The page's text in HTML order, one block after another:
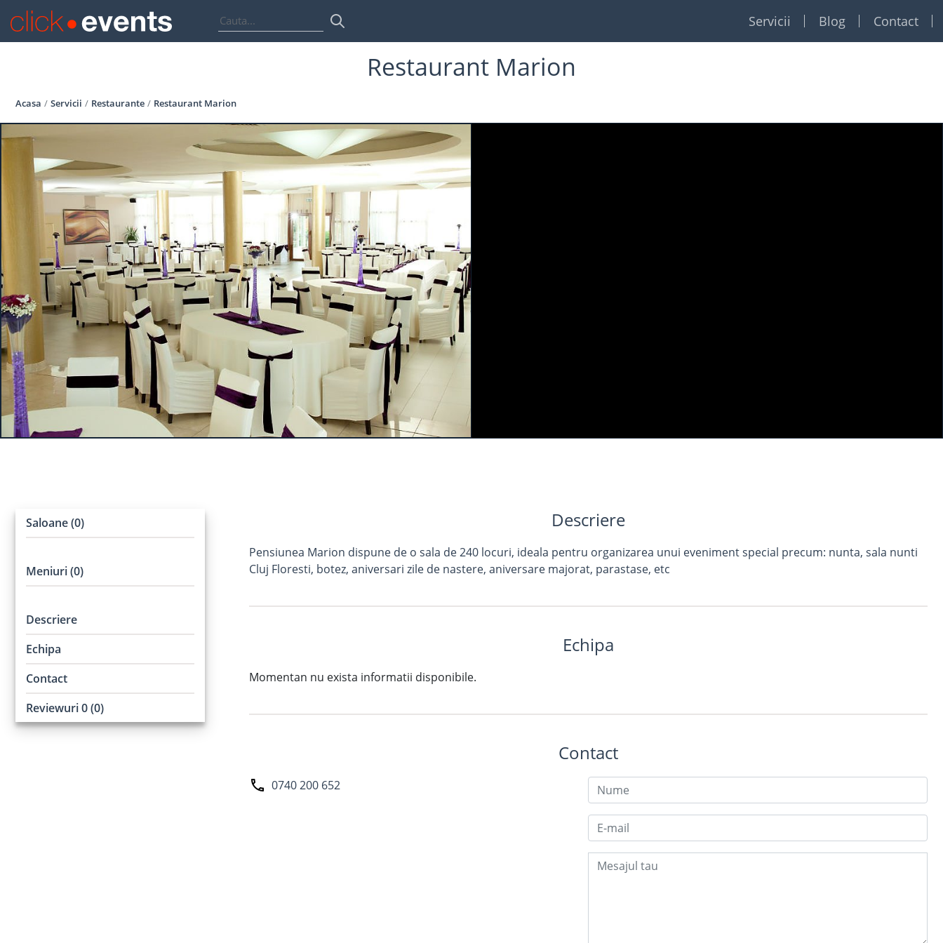
Servicii
Foto Video
Blog Contact
Restaurant Marion
Acasa Servicii Restaurante Restaurant Marion
Saloane (0)
Meniuri (0)
Descriere
Echipa
Contact
Reviewuri 0 (0)
Descriere
Pensiunea Marion dispune de o sala de 240 locuri, ideala pentru organizarea unui eveniment special precum: nunta, sala nunti
Cluj Floresti, botez, aniversari zile de nastere, aniversare majorat, parastase, etc
Echipa
Momentan nu exista informatii disponibile.
Contact
0740 200 652